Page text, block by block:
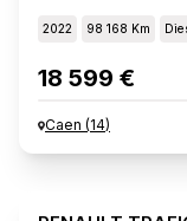
2022 98 168 Km
18 599 €
Caen (14)